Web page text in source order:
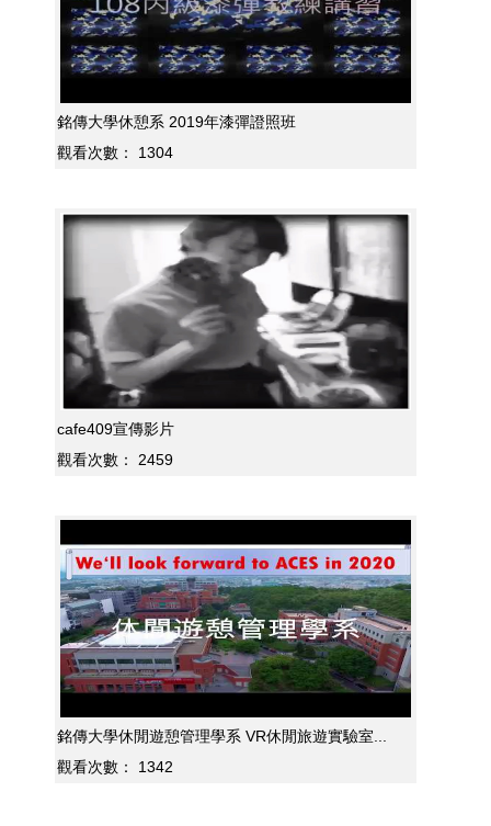
銘傳大學休憩系 2019年漆彈證照班
觀看次數：
1304
cafe409宣傳影片
觀看次數：
2459
銘傳大學休閒遊憩管理學系 VR休閒旅遊實驗室...
觀看次數：
1342